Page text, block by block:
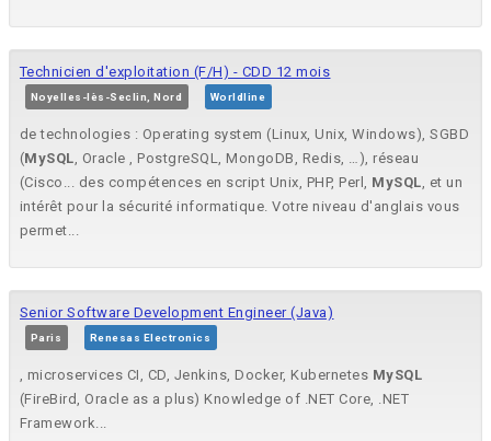
Technicien d'exploitation (F/H) - CDD 12 mois
Noyelles-lès-Seclin, Nord Worldline
de technologies : Operating system (Linux, Unix, Windows), SGBD
(MySQL, Oracle , PostgreSQL, MongoDB, Redis, …), réseau
(Cisco... des compétences en script Unix, PHP, Perl, MySQL, et un
intérêt pour la sécurité informatique. Votre niveau d'anglais vous
permet...
Senior Software Development Engineer (Java)
Paris Renesas Electronics
, microservices CI, CD, Jenkins, Docker, Kubernetes MySQL
(FireBird, Oracle as a plus) Knowledge of .NET Core, .NET
Framework...